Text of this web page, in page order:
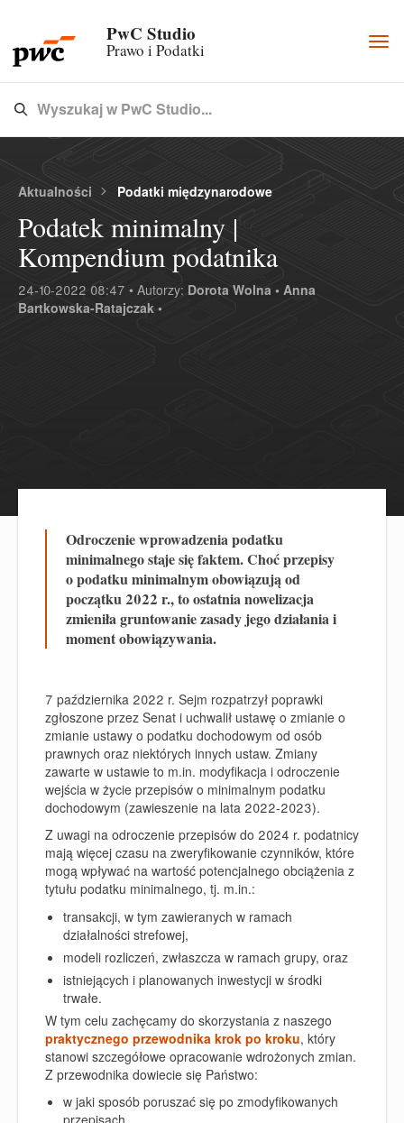
PwC Studio
Prawo i Podatki
Type 3 or more characters for results.
Wyszukaj w PwC Studio...
Aktualności Podatki międzynarodowe
Podatek minimalny |
Kompendium podatnika
24-10-2022 08:47 • Autorzy: Dorota Wolna • Anna
Bartkowska-Ratajczak •
Odroczenie wprowadzenia podatku
minimalnego staje się faktem. Choć przepisy
o podatku minimalnym obowiązują od
początku 2022 r., to ostatnia nowelizacja
zmieniła gruntowanie zasady jego działania i
moment obowiązywania.
7 października 2022 r. Sejm rozpatrzył poprawki
zgłoszone przez Senat i uchwalił ustawę o zmianie o
zmianie ustawy o podatku dochodowym od osób
prawnych oraz niektórych innych ustaw. Zmiany
zawarte w ustawie to m.in. modyfikacja i odroczenie
wejścia w życie przepisów o minimalnym podatku
dochodowym (zawieszenie na lata 2022-2023).
Z uwagi na odroczenie przepisów do 2024 r. podatnicy
mają więcej czasu na zweryfikowanie czynników, które
mogą wpływać na wartość potencjalnego obciążenia z
tytułu podatku minimalnego, tj. m.in.:
transakcji, w tym zawieranych w ramach
działalności strefowej,
modeli rozliczeń, zwłaszcza w ramach grupy, oraz
istniejących i planowanych inwestycji w środki
trwałe.
W tym celu zachęcamy do skorzystania z naszego
praktycznego przewodnika krok po kroku, który
stanowi szczegółowe opracowanie wdrożonych zmian.
Z przewodnika dowiecie się Państwo:
w jaki sposób poruszać się po zmodyfikowanych
przepisach,